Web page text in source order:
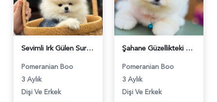
Sevimli Irk Gülen Surat Pomeranian Boo - 6038
Pomeranian Boo
3 Aylık
Dişi Ve Erkek
Şahane Güzellikteki Pomeranian Boo Bebekler - 6028
Pomeranian Boo
3 Aylık
Dişi Ve Erkek